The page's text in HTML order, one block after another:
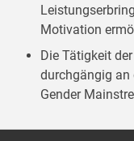
Motivation
Die Tätigkeit
durchgängig an
Gender